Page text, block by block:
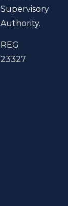
Supervisory
Authority.
REG
23327